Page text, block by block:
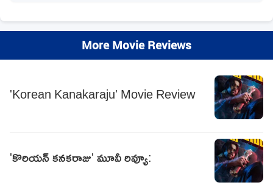
More Movie Reviews
'Korean Kanakaraju' Movie Review
'కొరియన్‌ కనకరాజు' మూవీ రివ్యూ: